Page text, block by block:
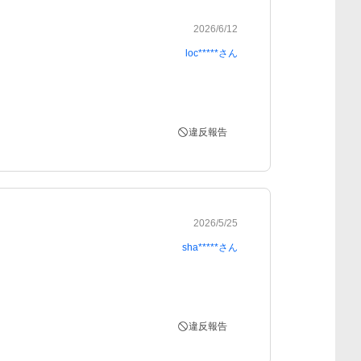
2026/6/12
loc*****さん
違反報告
2026/5/25
sha*****さん
違反報告